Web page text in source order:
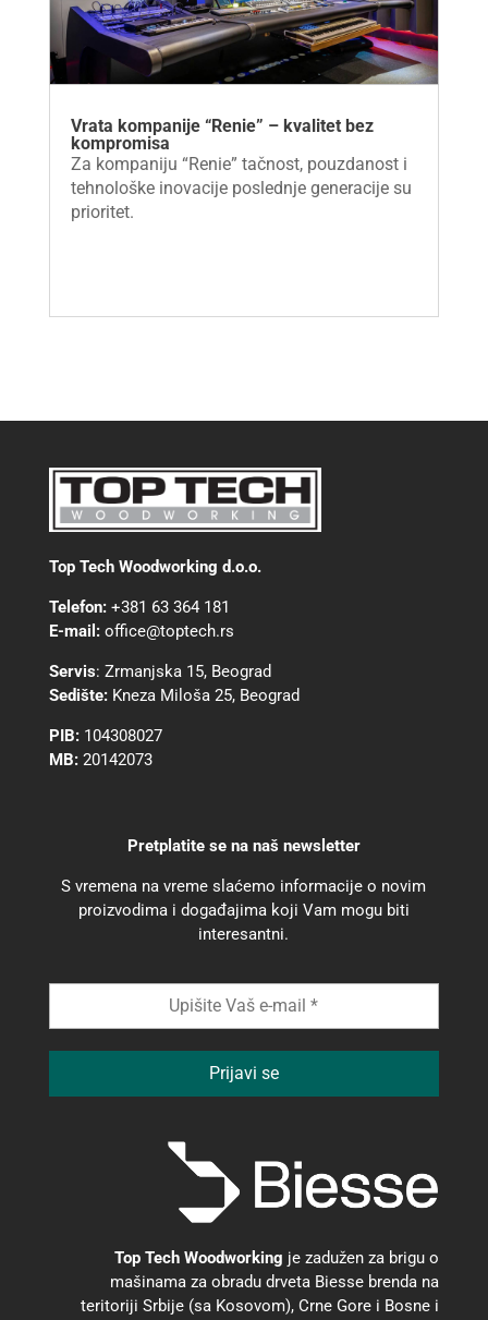
Vrata kompanije “Renie” – kvalitet bez
kompromisa
Za kompaniju “Renie” tačnost, pouzdanost i
tehnološke inovacije poslednje generacije su
prioritet.
Top Tech Woodworking d.o.o.
Telefon: +381 63 364 181
E-mail: office@toptech.rs
Servis: Zrmanjska 15, Beograd
Sedište: Kneza Miloša 25, Beograd
PIB:104308027
MB:20142073
Pretplatite se na naš newsletter
S vremena na vreme slaćemo informacije o novim
proizvodima i događajima koji Vam mogu biti
interesantni.
Top Tech Woodworking je zadužen za brigu o
mašinama za obradu drveta Biesse brenda na
teritoriji Srbije (sa Kosovom), Crne Gore i Bosne i